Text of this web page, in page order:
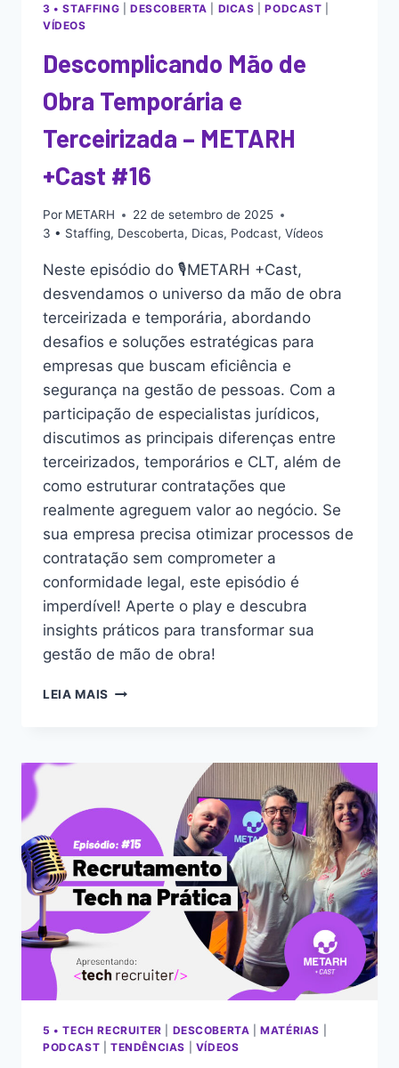
3 • STAFFING DESCOBERTA DICAS |PODCAST
VÍDEOS
Descomplicando Mão de
Obra Temporária e
Terceirizada – METARH
+Cast #16
Por METARH
22 de setembro de 2025
3 • Staffing, Descoberta, Dicas, Podcast, Vídeos
Neste episódio do 🎙️METARH +Cast,
desvendamos o universo da mão de obra
terceirizada e temporária, abordando
desafios e soluções estratégicas para
empresas que buscam eficiência e
segurança na gestão de pessoas. Com a
participação de especialistas jurídicos,
discutimos as principais diferenças entre
terceirizados, temporários e CLT, além de
como estruturar contratações que
realmente agreguem valor ao negócio. Se
sua empresa precisa otimizar processos de
contratação sem comprometer a
conformidade legal, este episódio é
imperdível! Aperte o play e descubra
insights práticos para transformar sua
gestão de mão de obra!
LEIA MAIS
5 • TECH RECRUITER DESCOBERTA |MATÉRIAS
PODCAST
TENDÊNCIAS VÍDEOS